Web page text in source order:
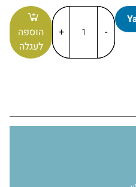
-
+
הוספה
לעגלה